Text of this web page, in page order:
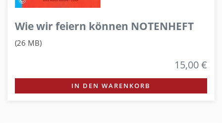
Wie wir feiern können NOTENHEFT
(26 MB)
15,00 €
IN DEN WARENKORB